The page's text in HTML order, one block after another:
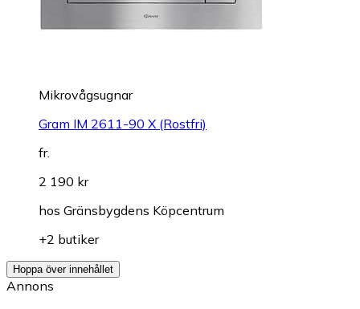
Mikrovågsugnar
Gram IM 2611-90 X (Rostfri)
fr.
2 190 kr
hos Gränsbygdens Köpcentrum
+2 butiker
Hoppa över innehållet
Annons